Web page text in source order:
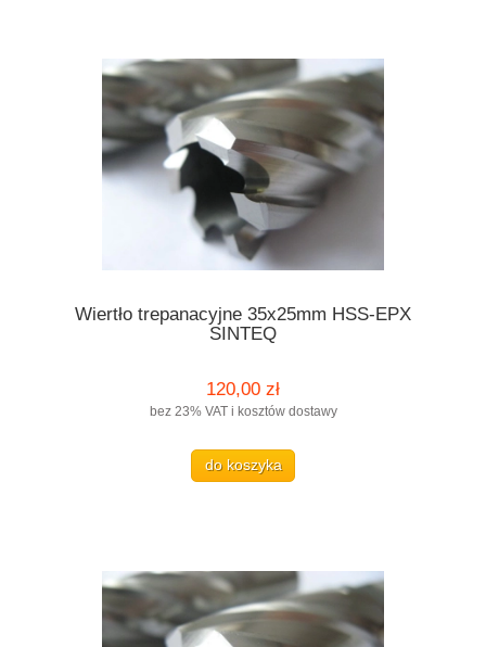
Wiertło trepanacyjne 35x25mm HSS-EPX
SINTEQ
120,00 zł
bez 23% VAT i kosztów dostawy
do koszyka